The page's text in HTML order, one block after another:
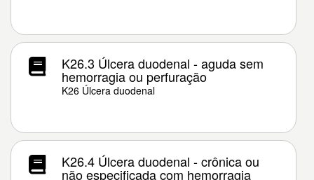
K26.3 Úlcera duodenal - aguda sem
hemorragia ou perfuração
K26 Úlcera duodenal
K26.4 Úlcera duodenal - crônica ou
não especificada com hemorragia